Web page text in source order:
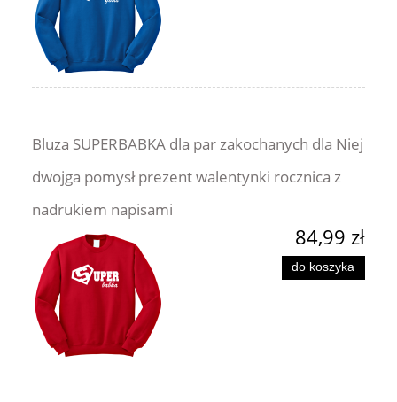
Bluza SUPERBABKA dla par zakochanych dla Niej
dwojga pomysł prezent walentynki rocznica z
nadrukiem napisami
84,99 zł
do koszyka